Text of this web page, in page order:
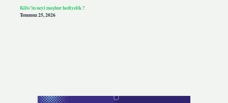
Kilis’in neyi meşhur hediyelik ?
Temmuz 25, 2026